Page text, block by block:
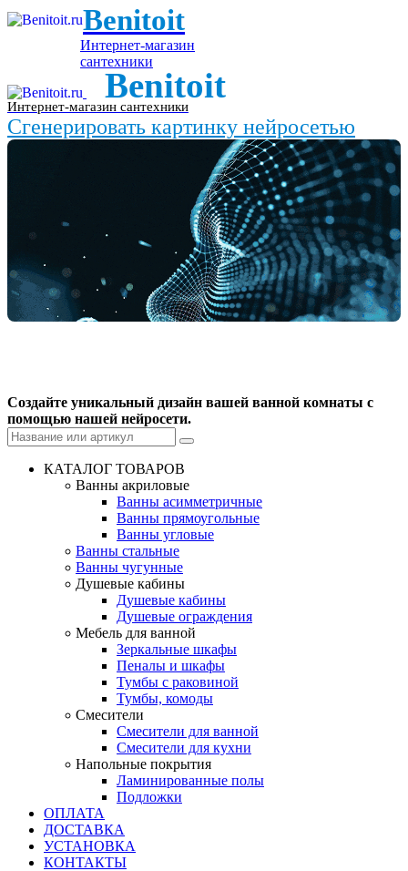
Benitoit
Интернет-магазин
сантехники
Benitoit
Интернет-магазин сантехники
Сгенерировать картинку нейросетью
Создайте уникальный дизайн вашей ванной комнаты с
помощью нашей нейросети.
КАТАЛОГ ТОВАРОВ
Ванны акриловые
Ванны асимметричные
Ванны прямоугольные
Ванны угловые
Ванны стальные
Ванны чугунные
Душевые кабины
Душевые кабины
Душевые ограждения
Мебель для ванной
Зеркальные шкафы
Пеналы и шкафы
Тумбы с раковиной
Тумбы, комоды
Смесители
Смесители для ванной
Смесители для кухни
Напольные покрытия
Ламинированные полы
Подложки
ОПЛАТА
ДОСТАВКА
УСТАНОВКА
КОНТАКТЫ